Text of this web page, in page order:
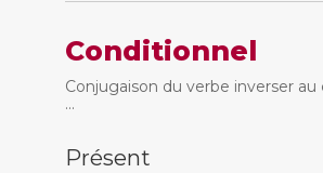
Conditionnel
Conjugaison du verbe inverser
...
Présent